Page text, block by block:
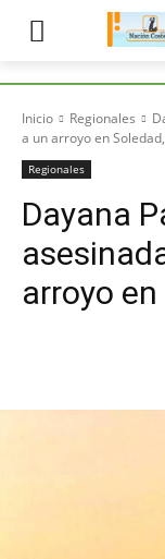
Inicio Regionales
a un arroyo en
Regionales
Dayana
arroyo